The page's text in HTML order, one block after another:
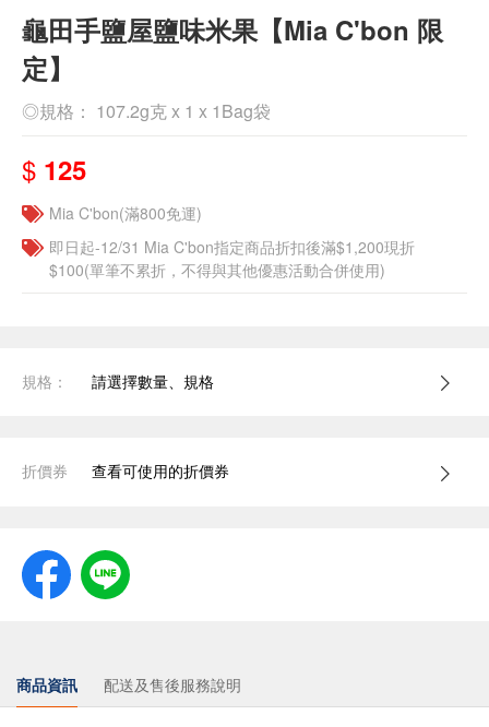
龜田手鹽屋鹽味米果【Mia C'bon 限
定】
◎規格： 107.2g克 x 1 x 1Bag袋
$ 125
Mia C'bon(滿800免運)
即日起-12/31 Mia C'bon指定商品折扣後滿$1,200現折
$100(單筆不累折，不得與其他優惠活動合併使用)
規格： 請選擇數量、規格
折價券 查看可使用的折價券
商品資訊 配送及售後服務說明